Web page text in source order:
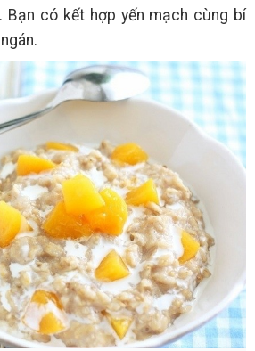
Bạn có kết hợp yến mạch cùng bí